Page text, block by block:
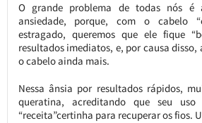
O grande problema de todas nós
ansiedade, porque, com o cabelo
estragado, queremos que ele fique
resultados imediatos, e, por causa
o cabelo ainda mais.
Nessa ânsia por resultados rápidos,
queratina, acreditando que seu
“receita”certinha para recuperar os fios.